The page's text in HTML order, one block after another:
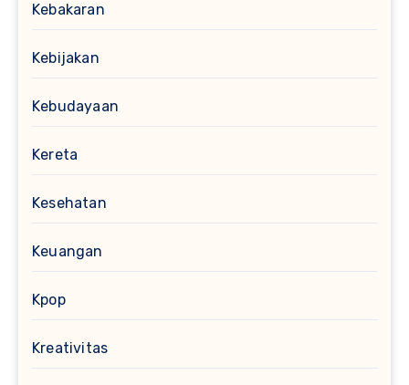
Kebakaran
Kebijakan
Kebudayaan
Kereta
Kesehatan
Keuangan
Kpop
Kreativitas